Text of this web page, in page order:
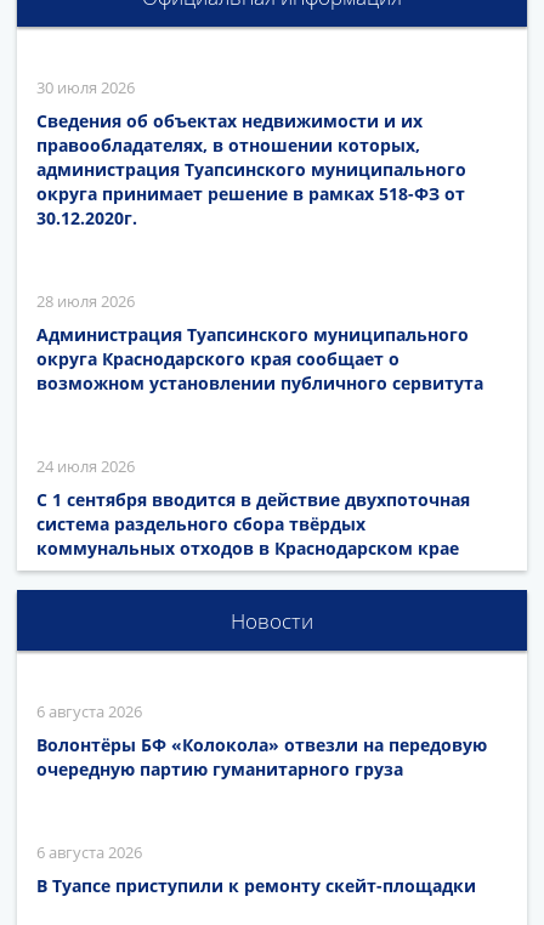
30 июля 2026
Сведения об объектах недвижимости и их
правообладателях, в отношении которых,
администрация Туапсинского муниципального
округа принимает решение в рамках 518-ФЗ от
30.12.2020г.
28 июля 2026
Администрация Туапсинского муниципального
округа Краснодарского края сообщает о
возможном установлении публичного сервитута
24 июля 2026
С 1 сентября вводится в действие двухпоточная
система раздельного сбора твёрдых
коммунальных отходов в Краснодарском крае
Новости
6 августа 2026
Волонтёры БФ «Колокола» отвезли на передовую
очередную партию гуманитарного груза
6 августа 2026
В Туапсе приступили к ремонту скейт-площадки